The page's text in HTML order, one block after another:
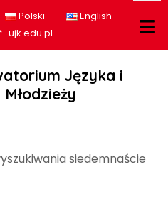
Polski
English
profil na Facebook
Nasz profil na tiktok
ujk.edu.pl
Języka i
siedemnaście